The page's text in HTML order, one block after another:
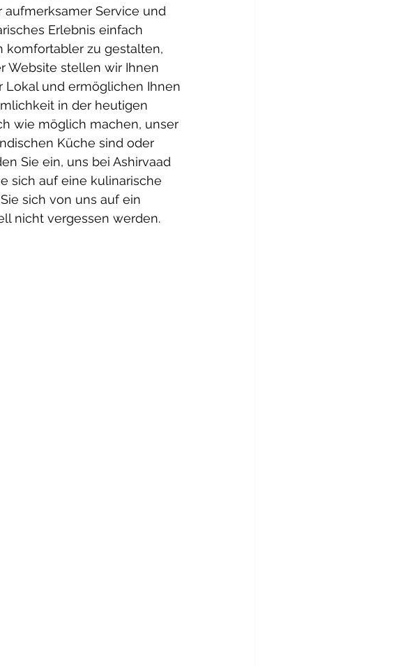
aufmerksamer Service und
Erlebnis einfach
komfortabler zu gestalten,
Website stellen wir Ihnen
Lokal und ermöglichen Ihnen
in der heutigen
wie möglich machen, unser
Küche sind oder
Sie ein, uns bei Ashirvaad
sich auf eine kulinarische
sich von uns auf ein
nicht vergessen werden.